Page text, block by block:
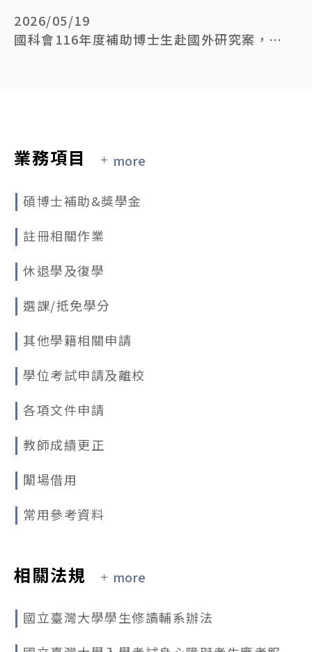
2026/05/19
國科會116年度補助博士生赴國外研究案，申請時間自115年6月1日至7月29日(星期三)早上8時止
2026/02/09
2025/11/25
2025/11/20
2025/10/20
2025/09/17
業務項目 more
碩博士補助&獎學金
註冊相關作業
休退學及復學
選課/抵免學分
其他學籍相關申請
學位考試申請及離校
各項文件申請
教師成績更正
闈場借用
常用參考資料
相關法規 more
國立臺灣大學學生修讀輔系辦法